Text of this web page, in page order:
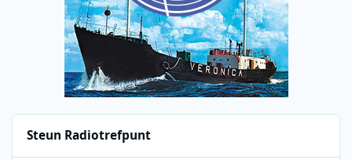
Steun Radiotrefpunt